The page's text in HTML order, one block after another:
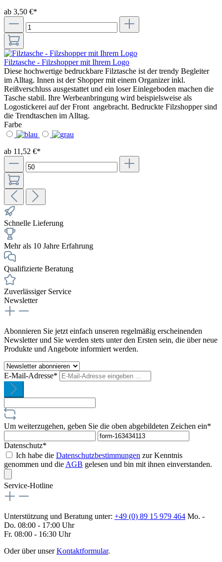
ab 3,50 €*
Filztasche - Filzshopper mit Ihrem Logo
Diese hochwertige bedruckbare Filztasche ist der trendy Begleiter
im Alltag. Innen ist der Shopper mit einem Organizer inkl.
Reißverschluss ausgestattet und ein loser Einlegeboden machen die
Tasche stabil. Ihre Werbeanbringung wird beispielsweise als
Logostickerei auf der Front angebracht. Bedruckte Filzshopper sind
die Trendtaschen im Alltag.
Farbe
ab 11,52 €*
Schnelle Lieferung
Mehr als 10 Jahre Erfahrung
Qualifizierte Beratung
Zuverlässiger Service
Newsletter
Abonnieren Sie jetzt einfach unseren regelmäßig erscheinenden
Newsletter und Sie werden stets unter den Ersten sein, die über neue
Produkte und Angebote informiert werden.
E-Mail-Adresse*
Um weiterzugehen, geben Sie die oben abgebildeten Zeichen ein*
Datenschutz*
Ich habe die Datenschutzbestimmungen zur Kenntnis
genommen und die AGB gelesen und bin mit ihnen einverstanden.
Service-Hotline
Unterstützung und Beratung unter: +49 (0) 89 15 979 464 Mo. -
Do. 08:00 - 17:00 Uhr
Fr. 08:00 - 16:30 Uhr
Oder über unserKontaktformular.